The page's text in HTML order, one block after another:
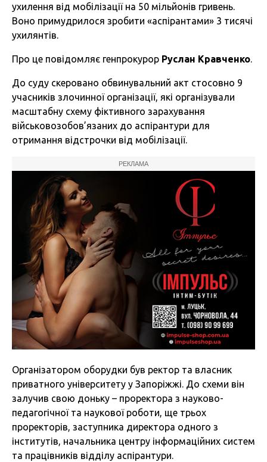
ухилення від мобілізації на 50 мільйонів гривень.
Воно примудрилося зробити «аспірантами» 3 тисячі
ухилянтів.
Про це повідомляє генпрокурор Руслан Кравченко.
До суду скеровано обвинувальний акт стосовно 9
учасників злочинної організації, які організували
масштабну схему фіктивного зарахування
військовозобов’язаних до аспірантури для
отримання відстрочки від мобілізації.
РЕКЛАМА
Організатором оборудки був ректор та власник
приватного університету у Запоріжжі. До схеми він
залучив свою доньку – проректора з науково-
педагогічної та наукової роботи, ще трьох
проректорів, заступника директора одного з
інститутів, начальника центру інформаційних систем
та працівників відділу аспірантури.